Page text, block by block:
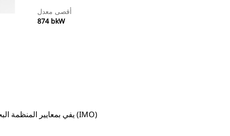
أقصى معدل
874 bkW